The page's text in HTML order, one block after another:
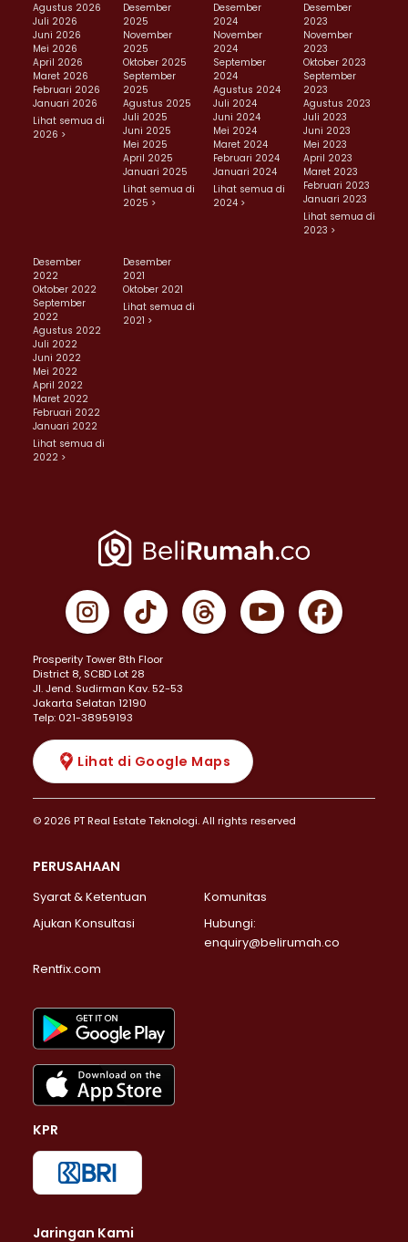
Agustus 2026
Juli 2026
Juni 2026
Mei 2026
April 2026
Maret 2026
Februari 2026
Januari 2026
Lihat semua di
2026 >
Desember
2025
November
2025
Oktober 2025
September
2025
Agustus 2025
Juli 2025
Juni 2025
Mei 2025
April 2025
Januari 2025
Lihat semua di
2025 >
Desember
2024
November
2024
September
2024
Agustus 2024
Juli 2024
Juni 2024
Mei 2024
Maret 2024
Februari 2024
Januari 2024
Lihat semua di
2024 >
Desember
2023
November
2023
Oktober 2023
September
2023
Agustus 2023
Juli 2023
Juni 2023
Mei 2023
April 2023
Maret 2023
Februari 2023
Januari 2023
Lihat semua di
2023 >
Desember
2022
Oktober 2022
September
2022
Agustus 2022
Juli 2022
Juni 2022
Mei 2022
April 2022
Maret 2022
Februari 2022
Januari 2022
Lihat semua di
2022 >
Desember
2021
Oktober 2021
Lihat semua di
2021 >
Prosperity Tower 8th Floor
District 8, SCBD Lot 28
JI. Jend. Sudirman Kav. 52-53
Jakarta Selatan 12190
Telp: 021-38959193
Lihat di Google Maps
© 2026 PT Real Estate Teknologi. All rights reserved
PERUSAHAAN
Syarat & Ketentuan
Komunitas
Ajukan Konsultasi
Hubungi:
enquiry@belirumah.co
Rentfix.com
KPR
Jaringan Kami